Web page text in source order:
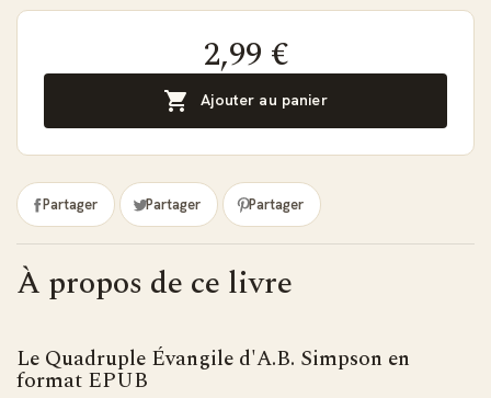
2,99 €
 Ajouter au panier
Partager Partager Partager
À propos de ce livre
Le Quadruple Évangile d'A.B. Simpson en
format EPUB